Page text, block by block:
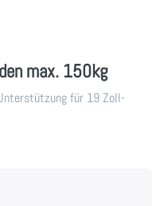
max. 150kg
für 19 Zoll-